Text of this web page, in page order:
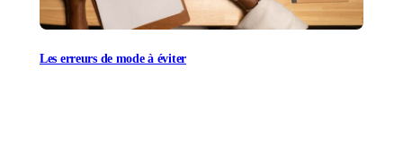
Les erreurs de mode à éviter